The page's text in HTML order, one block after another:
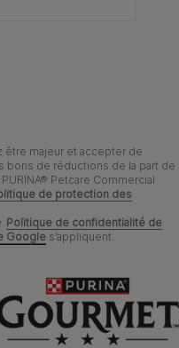
être majeur et accepter de
bons de réductions de la part de
Petcare Commercial
de protection des
Politique de confidentialité de
Google s’appliquent.
NESTLÉ S.A.